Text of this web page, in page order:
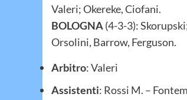
Valeri; Okereke, Ciofani.
BOLOGNA(4-3-3):
Orsolini, Barrow, Ferguson.
Arbitro: Valeri
Assistenti: Rossi M. –